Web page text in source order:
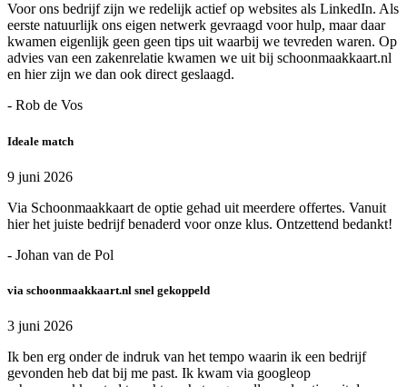
Voor ons bedrijf zijn we redelijk actief op websites als LinkedIn. Als
eerste natuurlijk ons eigen netwerk gevraagd voor hulp, maar daar
kwamen eigenlijk geen geen tips uit waarbij we tevreden waren. Op
advies van een zakenrelatie kwamen we uit bij schoonmaakkaart.nl
en hier zijn we dan ook direct geslaagd.
- Rob de Vos
Ideale match
9 juni 2026
Via Schoonmaakkaart de optie gehad uit meerdere offertes. Vanuit
hier het juiste bedrijf benaderd voor onze klus. Ontzettend bedankt!
- Johan van de Pol
via schoonmaakkaart.nl snel gekoppeld
3 juni 2026
Ik ben erg onder de indruk van het tempo waarin ik een bedrijf
gevonden heb dat bij me past. Ik kwam via googleop